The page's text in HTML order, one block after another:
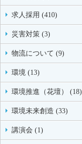
求人採用 (410)
災害対策 (3)
物流について (9)
環境 (13)
環境推進（花壇） (18)
環境未来創造 (33)
講演会 (1)